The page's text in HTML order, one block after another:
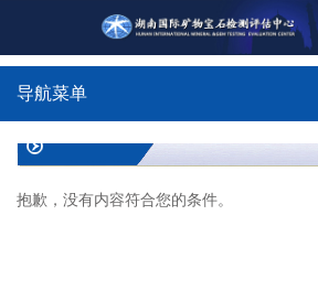
导航菜单
抱歉，没有内容符合您的条件。